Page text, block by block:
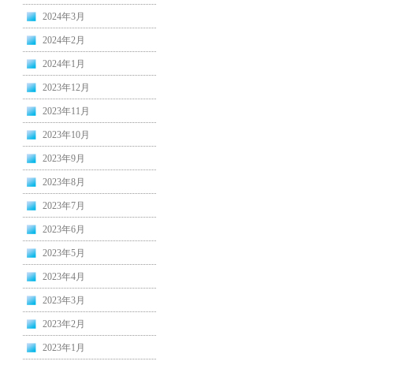
2024年3月
2024年2月
2024年1月
2023年12月
2023年11月
2023年10月
2023年9月
2023年8月
2023年7月
2023年6月
2023年5月
2023年4月
2023年3月
2023年2月
2023年1月